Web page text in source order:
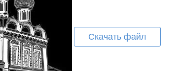
Скачать файл